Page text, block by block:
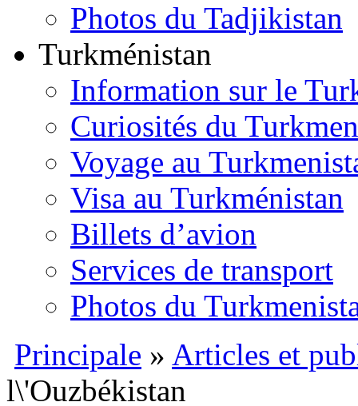
Photos du Tadjikistan
Turkménistan
Information sur le
Curiosités du
Voyage au
Visa au Turkménistan
Billets d’avion
Services de transport
Photos du
Principale » Articles et
l\'Ouzbékistan